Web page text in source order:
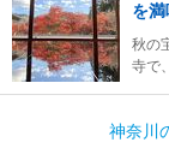
を満
秋の
寺で
神奈川